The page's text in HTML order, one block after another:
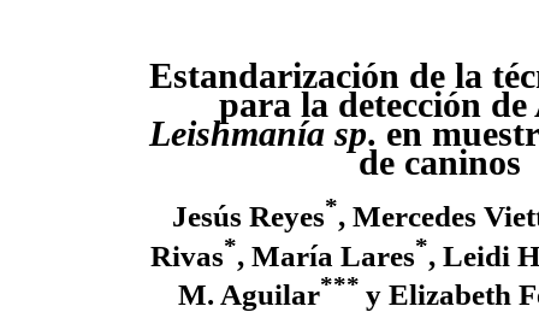
Estandarización de la
para la detección
Leishmanía sp. en
de caninos
Jesús Reyes*, Mercedes
Rivas*, María Lares*, Leidi
M. Aguilar*** y Elizabeth